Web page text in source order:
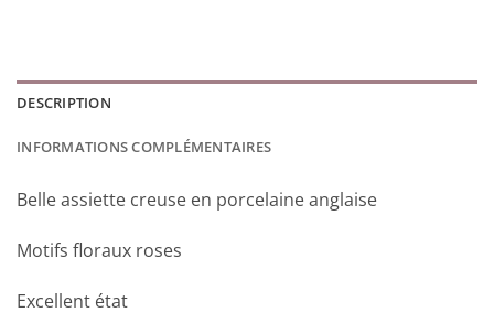
DESCRIPTION
INFORMATIONS COMPLÉMENTAIRES
Belle assiette creuse en porcelaine anglaise
Motifs floraux roses
Excellent état